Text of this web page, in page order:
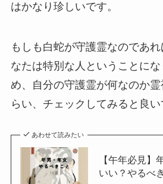
はかなり珍しいです。
もしも白蛇が守護霊なのであ
なたは特別な人ということに
め、自分の守護霊が何なのか
らい、チェックしてみると良い
あわせて読みたい
【午年必見】
いい？やるべ